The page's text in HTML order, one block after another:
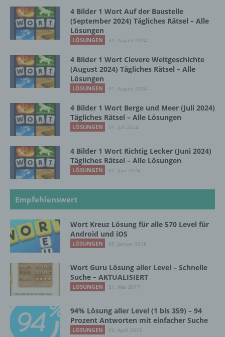
4 Bilder 1 Wort Auf der Baustelle
(September 2024) Tägliches Rätsel – Alle
Lösungen
LÖSUNGEN 31. August 2024
4 Bilder 1 Wort Clevere Weltgeschichte
(August 2024) Tägliches Rätsel – Alle
Lösungen
LÖSUNGEN 01. August 2024
4 Bilder 1 Wort Berge und Meer (Juli 2024)
Tägliches Rätsel – Alle Lösungen
LÖSUNGEN 01. Juli 2024
4 Bilder 1 Wort Richtig Lecker (Juni 2024)
Tägliches Rätsel – Alle Lösungen
LÖSUNGEN 01. Juni 2024
Empfehlenswert
Wort Kreuz Lösung für alle 570 Level für
Android und iOS
LÖSUNGEN 05. Januar 2018
Wort Guru Lösung aller Level – Schnelle
Suche – AKTUALISIERT
LÖSUNGEN 21. Mai 2017
94% Lösung aller Level (1 bis 359) – 94
Prozent Antworten mit einfacher Suche
LÖSUNGEN 09. April 2015
ohne Hinzuziehung zusätzlicher
Informationen nicht mehr einer spezifischen
betroffenen Person zugeordnet werden
können, sofern diese zusätzlichen
Informationen gesondert aufbewahrt werden
und technischen und organisatorischen
Maßnahmen unterliegen, die gewährleisten,
dass die personenbezogenen Daten nicht
einer identifizierten oder identifizierbaren
natürlichen Person zugewiesen werden.
g) Verantwortlicher oder für die Verarbeitung
Verantwortlicher
Verantwortlicher oder für die Verarbeitung
Verantwortlicher ist die natürliche oder
juristische Person, Behörde, Einrichtung
oder andere Stelle, die allein oder
gemeinsam mit anderen über die Zwecke
und Mittel der Verarbeitung von
personenbezogenen Daten entscheidet.
Sind die Zwecke und Mittel dieser
Verarbeitung durch das Unionsrecht oder
das Recht der Mitgliedstaaten vorgegeben,
so kann der Verantwortliche
beziehungsweise können die bestimmten
Kriterien seiner Benennung nach dem
Unionsrecht oder dem Recht der